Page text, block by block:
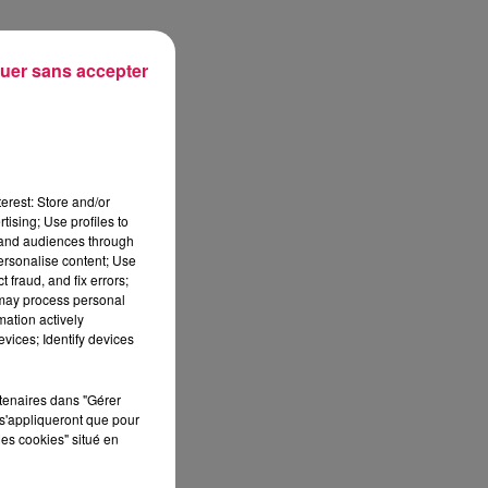
Store and/or
Use profiles to
audiences through
content; Use
fraud, and fix errors;
process personal
actively
Identify devices
dans "Gérer
que pour
cookies" situé en
sans accepter